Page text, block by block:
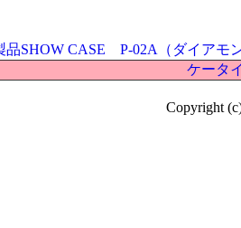
品SHOW CASE P-02A（ダイアモ
ケータ
Copyright